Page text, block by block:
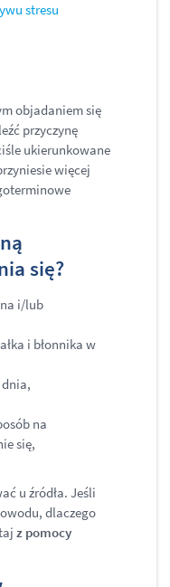
stresu
objadaniem się
przyczynę
ukierunkowane
więcej
się?
i/lub
i błonnika w
na
się,
u źródła. Jeśli
dlaczego
z pomocy